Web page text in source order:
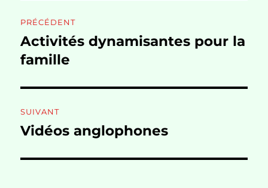
de
l’article
PRÉCÉDENT
Publication
précédente :
Activités dynamisantes pour la
famille
SUIVANT
Publication
Vidéos anglophones